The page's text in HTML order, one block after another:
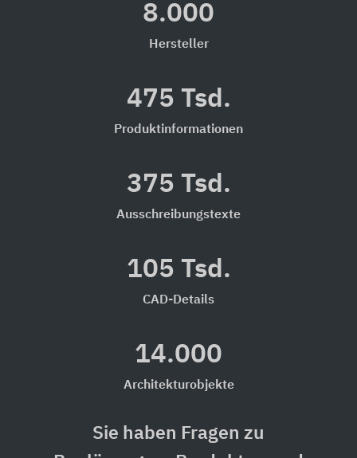
8.000
Hersteller
475 Tsd.
Produktinformationen
375 Tsd.
Ausschreibungstexte
105 Tsd.
CAD-Details
14.000
Architekturobjekte
Sie haben Fragen zu